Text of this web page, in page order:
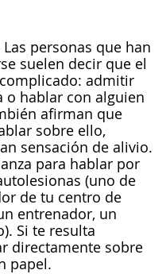
Las personas que han
suelen decir que el
admitir
o hablar con alguien
afirman que
sobre ello,
sensación de alivio.
para hablar por
(uno de
de tu centro de
entrenador, un
Si te resulta
directamente sobre
papel.